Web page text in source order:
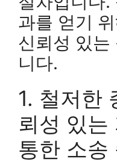
과를 얻기
신뢰성 있는
니다.
1. 철저한
뢰성 있는
통한 소송